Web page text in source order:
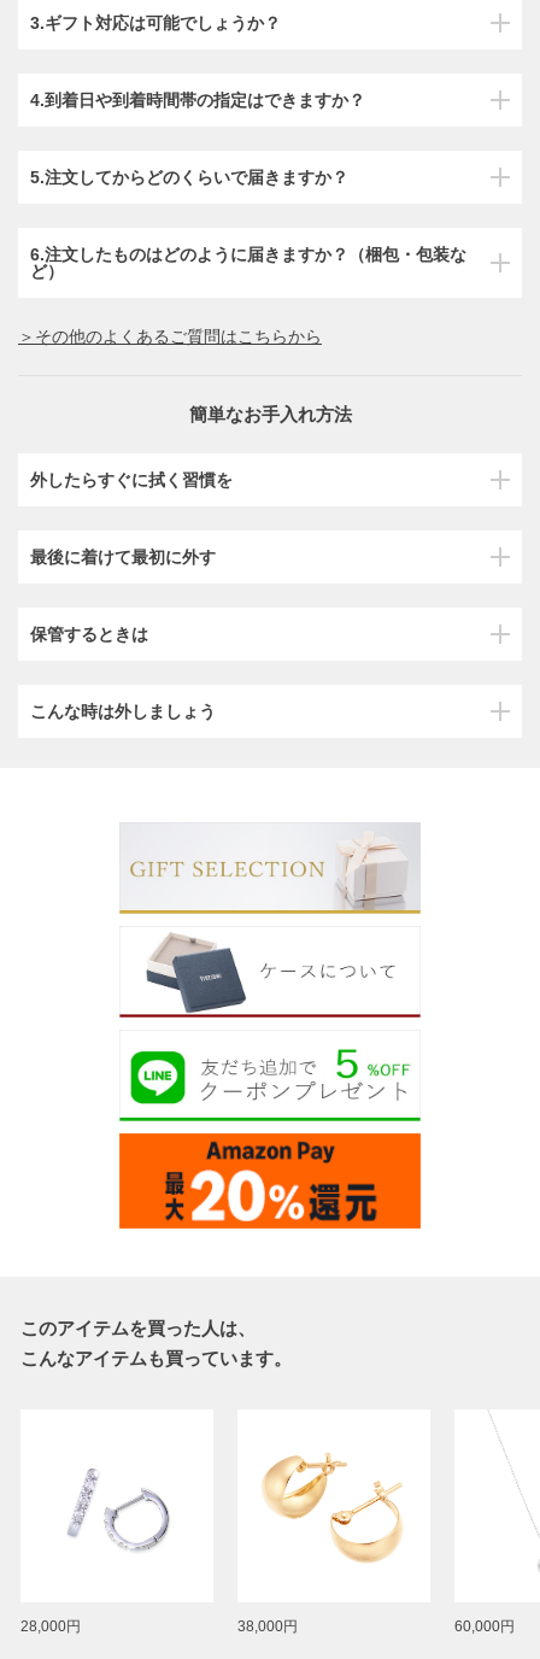
3.ギフト対応は可能でしょうか？
4.到着日や到着時間帯の指定はできますか？
5.注文してからどのくらいで届きますか？
6.注文したものはどのように届きますか？（梱包・包装な
ど）
＞その他のよくあるご質問はこちらから
簡単なお手入れ方法
外したらすぐに拭く習慣を
最後に着けて最初に外す
保管するときは
こんな時は外しましょう
このアイテムを買った人は、
こんなアイテムも買っています。
28,000円 38,000円 60,000円